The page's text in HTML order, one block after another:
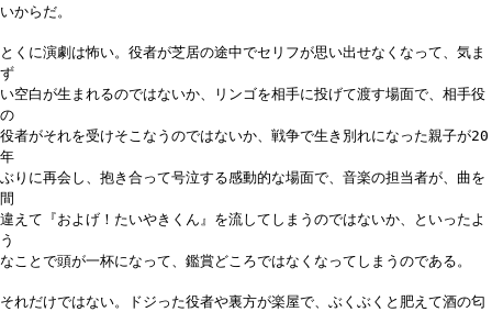
いからだ。
とくに演劇は怖い。役者が芝居の途中でセリフが思い出せなくなって、気ま
ず
い空白が生まれるのではないか、リンゴを相手に投げて渡す場面で、相手役
の
役者がそれを受けそこなうのではないか、戦争で生き別れになった親子が20
年
ぶりに再会し、抱き合って号泣する感動的な場面で、音楽の担当者が、曲を
間
違えて『およげ！たいやきくん』を流してしまうのではないか、といったよ
う
なことで頭が一杯になって、鑑賞どころではなくなってしまうのである。
それだけではない。ドジった役者や裏方が楽屋で、ぶくぶくと肥えて酒の匂